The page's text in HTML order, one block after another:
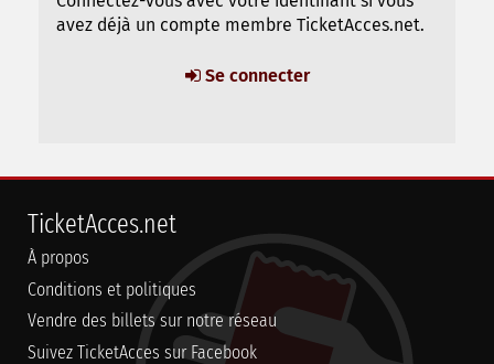
avez déjà un compte membre TicketAcces.net.
Se connecter
TicketAcces.net
À propos
Conditions et politiques
Vendre des billets sur notre réseau
Suivez TicketAcces sur Facebook